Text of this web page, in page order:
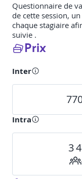
Questionnaire de
de cette session,
chaque stagiaire
suivie .
Prix
Inter
Intra
3